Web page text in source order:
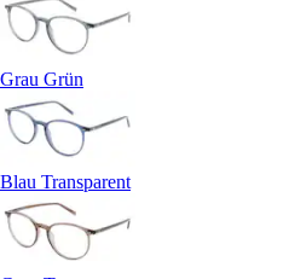
Grau Grün
Blau Transparent